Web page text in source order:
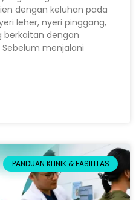
dengan keluhan pada
leher, nyeri pinggang,
dengan
menjalani
PANDUAN KLINIK & FASILITAS